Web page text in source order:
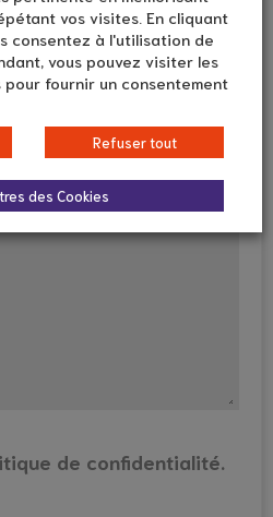
la pause déjeuner
Dans la soirée
de confidentialité.
vos visites. En cliquant
consentez à l'utilisation de
vous pouvez visiter les
fournir un consentement
Refuser tout
des Cookies